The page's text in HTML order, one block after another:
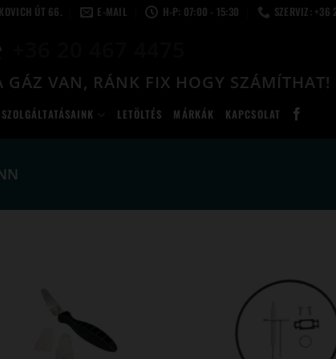
ÚT 66. E-MAIL H-P: 07:00 - 15:30 SZERVIZ:
GÁZ VAN, RÁNK FIX HOGY SZÁMÍTHAT!
SZOLGÁLTATÁSAINK LETÖLTÉS MÁRKÁK KAPCSOLAT